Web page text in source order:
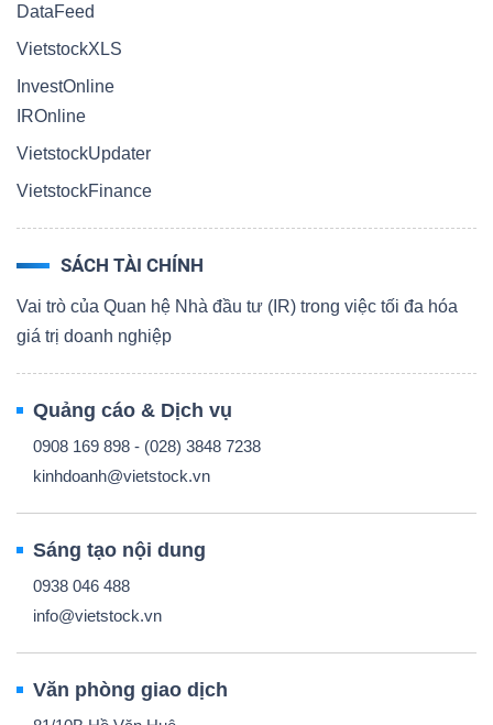
DataFeed
VietstockXLS
InvestOnline
IROnline
VietstockUpdater
VietstockFinance
SÁCH TÀI CHÍNH
Vai trò của Quan hệ Nhà đầu tư (IR) trong việc tối đa hóa
giá trị doanh nghiệp
Quảng cáo & Dịch vụ
0908 169 898 - (028) 3848 7238
kinhdoanh@vietstock.vn
Sáng tạo nội dung
0938 046 488
info@vietstock.vn
Văn phòng giao dịch